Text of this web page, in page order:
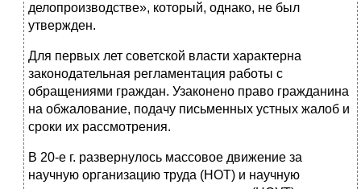
делопроизводстве», который, однако, не был
утвержден.
Для первых лет советской власти характерна
законодатель­ная регламентация работы с
обращениями граждан. Узаконено право гражданина
на обжалование, подачу письменных устных жалоб и
сроки их рассмотрения.
В 20-е г. развернулось массовое движение за
научную организа­цию труда (НОТ) и научную